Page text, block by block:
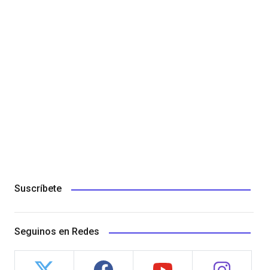
Suscríbete
Seguinos en Redes